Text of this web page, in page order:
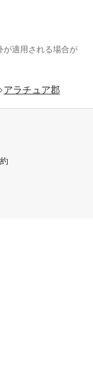
が適用される場合が
アラチュア郡